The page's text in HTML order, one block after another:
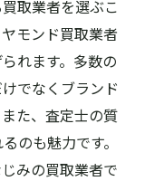
取業者を選ぶこ
モンド買取業者
れます。多数の
でなくブランド
た、査定士の質
のも魅力です。
みの買取業者で